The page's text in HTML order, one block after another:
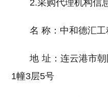
2.采购代理机构信
名 称：中和德汇
地 址：连云港市
1幢3层5号